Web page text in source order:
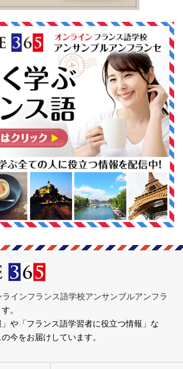
ラインフランス語学校アンサンブルアンフラ
。
」や「フランス語学習者に役立つ情報」な
今をお届けしています。